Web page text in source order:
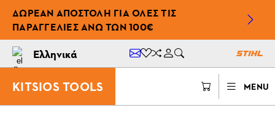
ΔΩΡΕΆΝ ΑΠΟΣΤΟΛΉ ΓΙΑ ΌΛΕΣ ΤΙΣ
ΠΑΡΑΓΓΕΛΊΕΣ ΆΝΩ ΤΩΝ 100€
Ελληνικά
KITSIOS TOOLS MENU